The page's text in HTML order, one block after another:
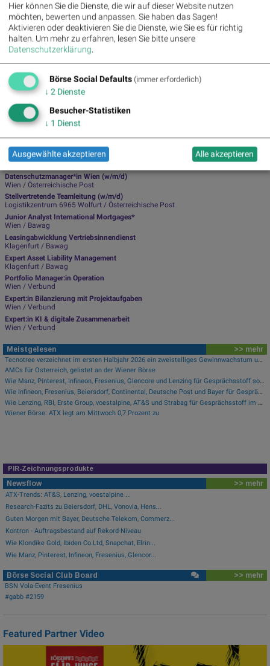
Newsletter abonnieren
Runplugged
Infos über neue Financial Literacy Audio Files für die Runplugged App
per Newsletter erhalten
Ausgewählte Jobs von PIR-Partnern
.net Developer (f/m/d)
Wien / Österreichische Post
Datenschutzmanager*in Wien (w/m/d)
Wien / Österreichische Post
Stellvertretende Teamleitung (w/m/d)
Logistikzentrum 6965 Wolfurt / Österreichische Post
Junior Analyst International Mortgages*
Wien / Bawag
Leasingabwicklung Vertriebsinnendienst
Klagenfurt / Bawag
Expert Asset Liability Management
Klagenfurt / Bawag
Portfolio Manager:in Operation
Wien / Verbund
Expert:in Bilanzierung mit Projektaufgaben
Wien / Verbund
Expert:in KI & digitale Zusammenarbeit
Wien / Verbund
Meistgelesen >> mehr
Tecnotree verzeichnet im ersten Halbjahr 2026 ein zweistelliges Gewinnwachstum und eine beschleunigte Einführungsdynamik
AMCs für Österreich, gelistet an der Wiener Börse
Wie Manz, Pinterest, Infineon, Fresenius, Glencore und Lenzing für Gesprächsstoff sorgten
Wie Infineon, Fresenius, Beiersdorf, Continental, Deutsche Post und Bayer für Gesprächsstoff im DAX sorgten
Wiener Börse: ATX legt am Mittwoch 0,7 Prozent zu
PIR-Zeichnungsprodukte
Newsflow >> mehr
ATX-Trends: AT&S, Lenzing, voestalpine ...
Research-Fazits zu Beiersdorf, DHL, Vonovia, Hens...
Guten Morgen mit Bayer, Deutsche Telekom, Commerz...
Kontron - Auftragsbestand auf Rekord-Niveau
Wie Klondike Gold, Ibiden Co.Ltd, Snapchat, Elrin...
Wie Manz, Pinterest, Infineon, Fresenius, Glencor...
Börse Social Club Board >> mehr
BSN Vola-Event Fresenius
#gabb #2159
Featured Partner Video
Hier können Sie die Dienste, die wir auf dieser Website nutzen
möchten, bewerten und anpassen. Sie haben das Sagen!
Aktivieren oder deaktivieren Sie die Dienste, wie Sie es für richtig
halten. Um mehr zu erfahren, lesen Sie bitte unsere
Datenschutzerklärung.
Börse Social Defaults (immer erforderlich)
↓ 2 Dienste
Besucher-Statistiken
↓ 1 Dienst
Ausgewählte akzeptieren Alle akzeptieren